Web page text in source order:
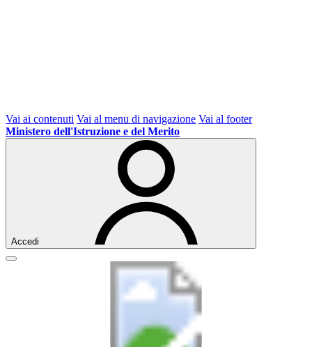
Vai ai contenuti Vai al menu di navigazione Vai al footer
Ministero dell'Istruzione e del Merito
Accedi